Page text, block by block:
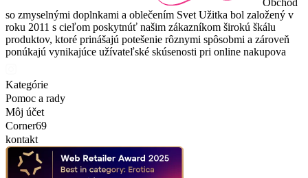
so zmyselnými doplnkami a oblečením Svet Užitka bol založený v
roku 2011 s cieľom poskytnúť našim zákazníkom širokú škálu
produktov, ktoré prinášajú potešenie rôznymi spôsobmi a zároveň
ponúkajú vynikajúce užívateľské skúsenosti pri online nakupova
Kategórie
Pomoc a rady
Môj účet
Corner69
kontakt